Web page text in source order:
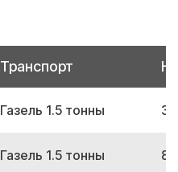
Транспорт
Газель 1.5 тонны
Газель 1.5 тонны